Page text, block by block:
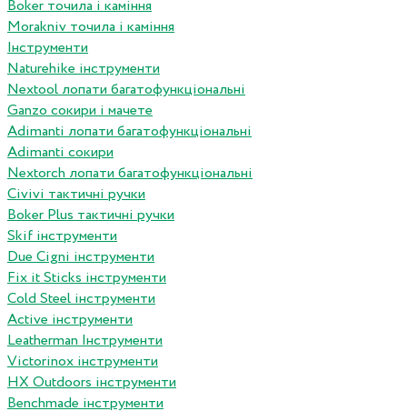
Boker точила і каміння
Morakniv точила і каміння
Інструменти
Naturehike інструменти
Nextool лопати багатофункціональні
Ganzo сокири і мачете
Adimanti лопати багатофункціональні
Adimanti сокири
Nextorch лопати багатофункціональні
Сivivi тактичні ручки
Boker Plus тактичні ручки
Skif інструменти
Due Cigni інструменти
Fix it Sticks інструменти
Сold Steel інструменти
Active інструменти
Leatherman Інструменти
Victorinox інструменти
HX Outdoors інструменти
Benchmade інструменти